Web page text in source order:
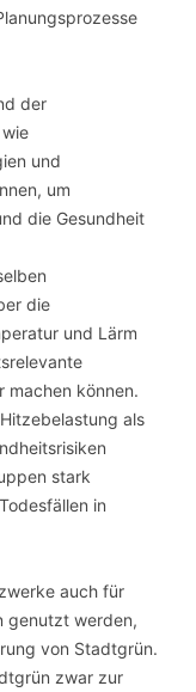
der
und
um
die Gesundheit
die
und Lärm
machen können.
als
stark
in
auch für
genutzt werden,
von Stadtgrün.
zwar zur